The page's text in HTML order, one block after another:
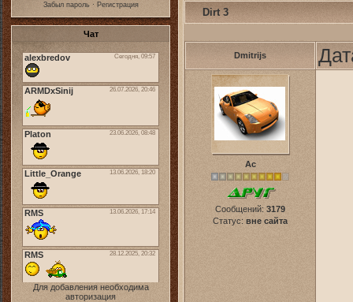
Забыл пароль· Регистрация
Чат
Для добавления необходима
авторизация
Dirt 3
Dmitrijs
Ас
Сообщений: 3179
Статус: вне сайта